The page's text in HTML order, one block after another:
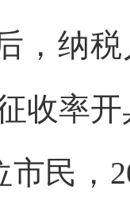
，纳
收率
市民，